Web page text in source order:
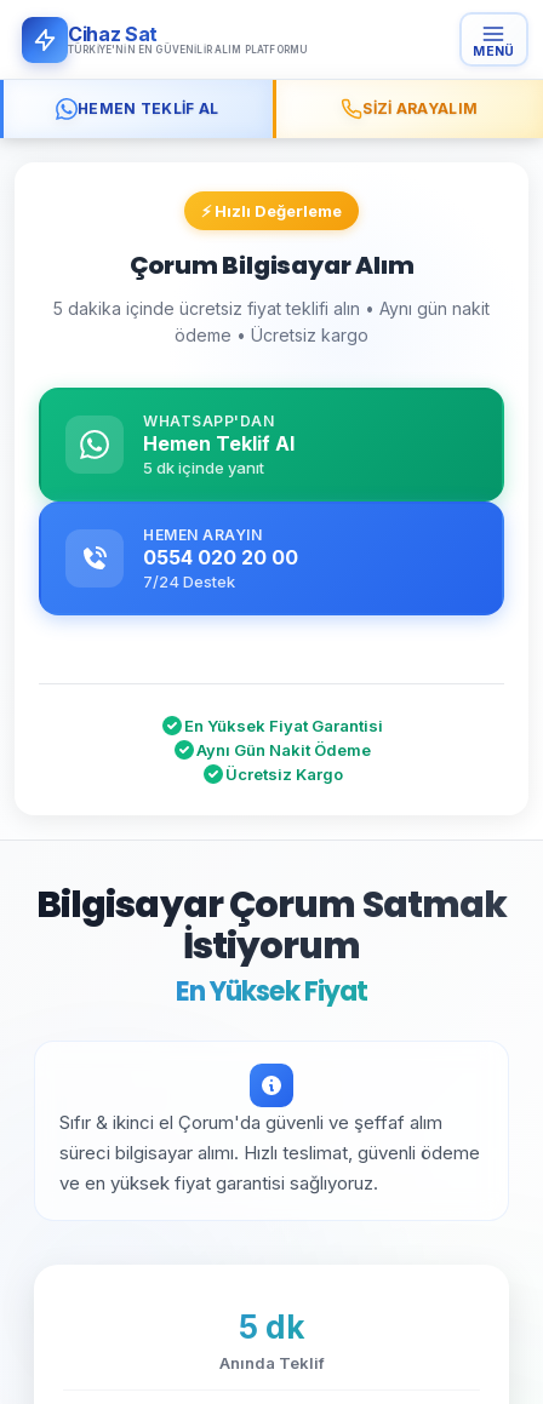
Cihaz Sat
TÜRKIYE'NIN EN GÜVENILIR ALIM PLATFORMU MENÜ
HEMEN TEKLIF AL SIZI ARAYALIM
⚡ Hızlı Değerleme
Çorum Bilgisayar Alım
5 dakika içinde ücretsiz fiyat teklifi alın • Aynı gün nakit
ödeme • Ücretsiz kargo
WHATSAPP'DAN
Hemen Teklif Al
5 dk içinde yanıt
HEMEN ARAYIN
0554 020 20 00
7/24 Destek
En Yüksek Fiyat Garantisi
Aynı Gün Nakit Ödeme
Ücretsiz Kargo
Bilgisayar Çorum Satmak
İstiyorum
En Yüksek Fiyat
Sıfır & ikinci el Çorum'da güvenli ve şeffaf alım
süreci bilgisayar alımı. Hızlı teslimat, güvenli ödeme
ve en yüksek fiyat garantisi sağlıyoruz.
5 dk
Anında Teklif